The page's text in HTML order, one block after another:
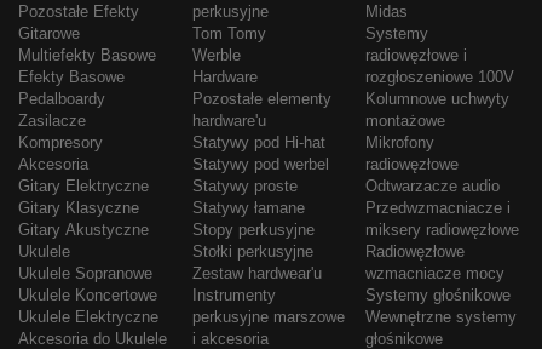
Pozostałe Efekty
Gitarowe
Multiefekty Basowe
Efekty Basowe
Pedalboardy
Zasilacze
Kompresory
Akcesoria
Gitary Elektryczne
Gitary Klasyczne
Gitary Akustyczne
Ukulele
Ukulele Sopranowe
Ukulele Koncertowe
Ukulele Elektryczne
Akcesoria do Ukulele
perkusyjne
Tom Tomy
Werble
Hardware
Pozostałe elementy
hardware'u
Statywy pod Hi-hat
Statywy pod werbel
Statywy proste
Statywy łamane
Stopy perkusyjne
Stołki perkusyjne
Zestaw hardwear'u
Instrumenty
perkusyjne marszowe
i akcesoria
Midas
Systemy
radiowęzłowe i
rozgłoszeniowe 100V
Kolumnowe uchwyty
montażowe
Mikrofony
radiowęzłowe
Odtwarzacze audio
Przedwzmacniacze i
miksery radiowęzłowe
Radiowęzłowe
wzmacniacze mocy
Systemy głośnikowe
Wewnętrzne systemy
głośnikowe